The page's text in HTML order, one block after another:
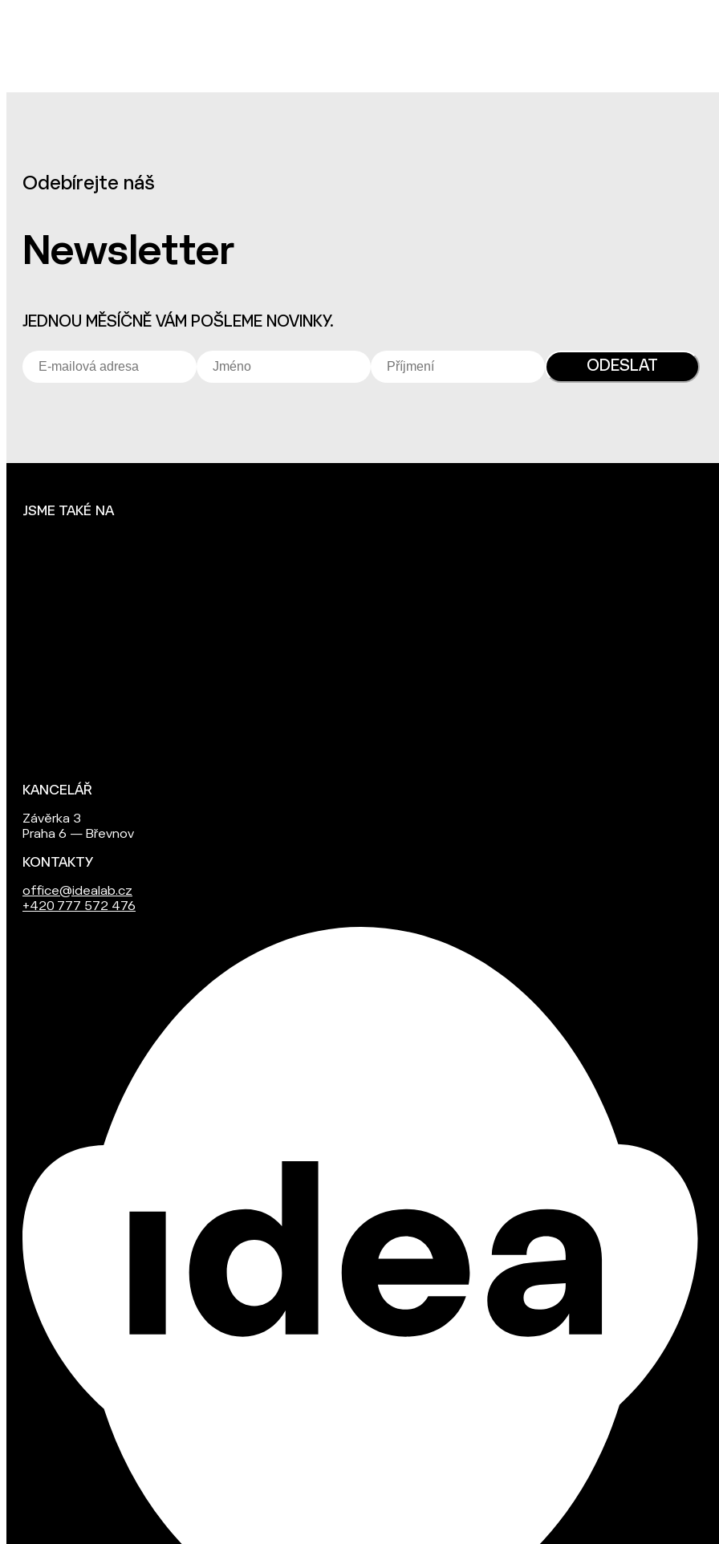
Odebírejte náš
Newsletter
JEDNOU MĚSÍČNĚ VÁM POŠLEME NOVINKY.
JSME TAKÉ NA
KANCELÁŘ
Závěrka 3
Praha 6 — Břevnov
KONTAKTY
office@idealab.cz
+420 777 572 476